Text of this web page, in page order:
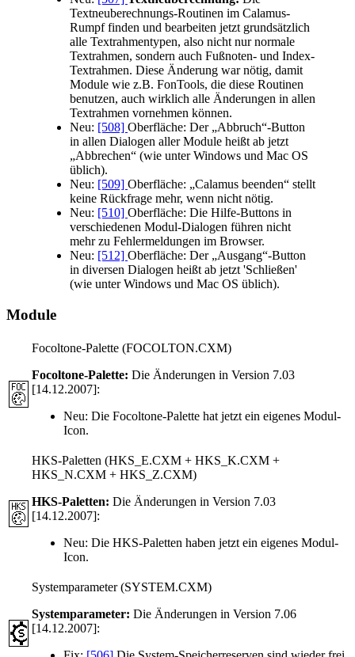
Textneuberechnungs-Routinen im Calamus-
Rumpf finden und bearbeiten jetzt grundsätzlich
alle Textrahmentypen, also nicht nur normale
Textrahmen, sondern auch Fußnoten- und Index-
Textrahmen. Diese Änderung war nötig, damit
Module wie z.B. FonTools, die diese Routinen
benutzen, auch wirklich alle Änderungen in allen
Textrahmen vornehmen können.
Neu: [508] Oberfläche: Der Abbruch -Button
in allen Dialogen aller Module heißt ab jetzt
Abbrechen
(wie unter Windows und Mac OS
üblich).
Neu: [509] Oberfläche: Calamus beenden
stellt
keine Rückfrage mehr, wenn nicht nötig.
Neu: [510] Oberfläche: Die Hilfe-Buttons in
verschiedenen Modul-Dialogen führen nicht
mehr zu Fehlermeldungen im Browser.
Neu: [512] Oberfläche: Der Ausgang -Button
in diversen Dialogen heißt ab jetzt 'Schließen'
(wie unter Windows und Mac OS üblich).
Module
Focoltone-Palette (FOCOLTON.CXM)
Focoltone-Palette: Die Änderungen in Version 7.03
[14.12.2007]:
Neu: Die Focoltone-Palette hat jetzt ein eigenes Modul-
Icon.
HKS-Paletten (HKS_E.CXM + HKS_K.CXM +
HKS_N.CXM + HKS_Z.CXM)
HKS-Paletten: Die Änderungen in Version 7.03
[14.12.2007]:
Neu: Die HKS-Paletten haben jetzt ein eigenes Modul-
Icon.
Systemparameter (SYSTEM.CXM)
Systemparameter: Die Änderungen in Version 7.06
[14.12.2007]: